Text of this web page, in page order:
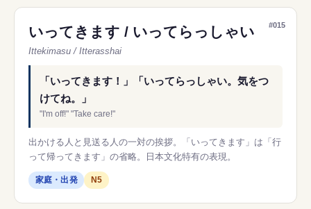
#015
いってきます / いってらっしゃい
Ittekimasu / Itterasshai
「いってきます！」「いってらっしゃい。気をつ
けてね。」
"I'm off!" "Take care!"
出かける人と見送る人の一対の挨拶。「いってきます」は「行
って帰ってきます」の省略。日本文化特有の表現。
家庭・出発 N5